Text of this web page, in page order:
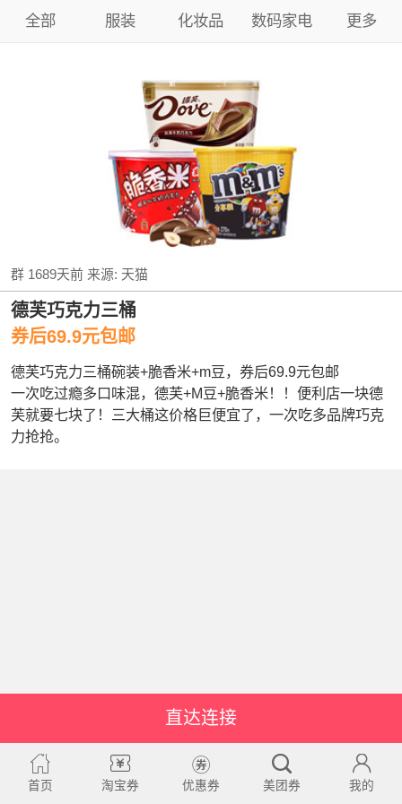
全部 服装 化妆品 数码家电 更多
群 1689天前来源: 天猫
德芙巧克力三桶
券后69.9元包邮
德芙巧克力三桶碗装+脆香米+m豆，券后69.9元包邮
一次吃过瘾多口味混，德芙+M豆+脆香米！！便利店一块德
芙就要七块了！三大桶这价格巨便宜了，一次吃多品牌巧克
力抢抢。
直达连接
首页 淘宝券 优惠券 美团券 我的